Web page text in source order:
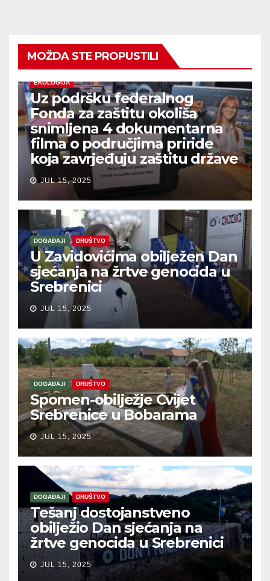
MOŽDA STE PROPUSTILI
EKOLOGIJA
Uz podršku federalnog
Fonda za zaštitu okoliša
snimljena 4 dokumentarna
filma o područjima priride
koja zavrjeđuju zaštitu države
JUL 15, 2025
DOGAĐAJI DRUŠTVO
U Zavidovićima obilježen Dan
sjećanja na žrtve genocida u
Srebrenici
JUL 15, 2025
DOGAĐAJI DRUŠTVO
Spomen-obilježje Cvijet
Srebrenice u Bobarama
JUL 15, 2025
DOGAĐAJI DRUŠTVO
Tešanj dostojanstveno
obilježio Dan sjećanja na
žrtve genocida u Srebrenici
JUL 15, 2025